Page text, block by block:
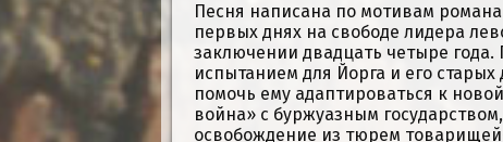
Песня написана по мотивам
первых днях на свободе лидера
заключении двадцать четыре
испытанием для Йорга и его
помочь ему адаптироваться к
война» с буржуазным
освобождение из тюрем